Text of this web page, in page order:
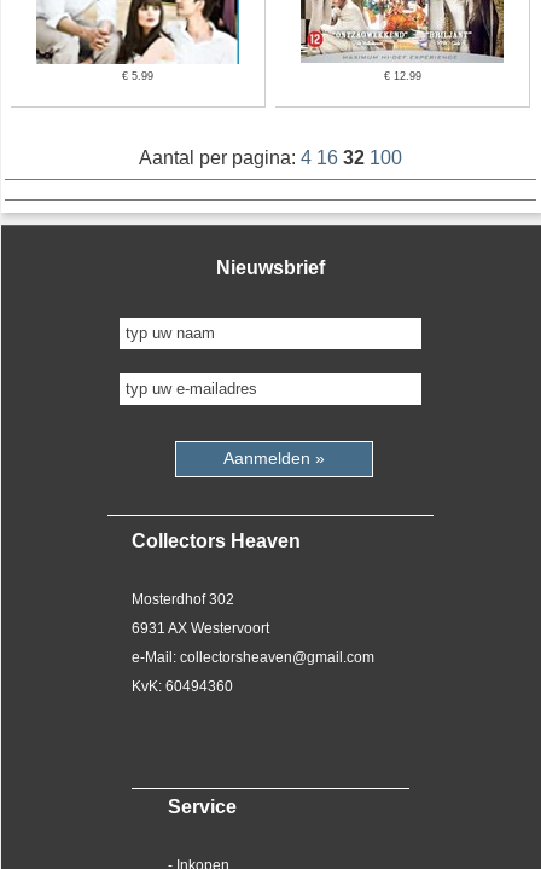
€ 5.99 € 12.99
Aantal per pagina: 4 16 32 100
Nieuwsbrief
Aanmelden »
Collectors Heaven
Mosterdhof 302
6931 AX Westervoort
e-Mail: collectorsheaven@gmail.com
KvK: 60494360
Service
- Inkopen